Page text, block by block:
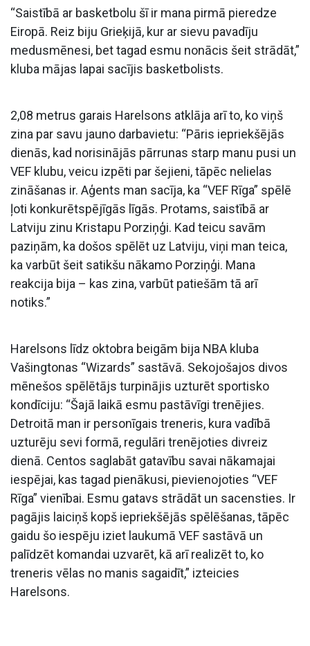
“Saistībā ar basketbolu šī ir mana pirmā pieredze
Eiropā. Reiz biju Grieķijā, kur ar sievu pavadīju
medusmēnesi, bet tagad esmu nonācis šeit strādāt,”
kluba mājas lapai sacījis basketbolists.
2,08 metrus garais Harelsons atklāja arī to, ko viņš
zina par savu jauno darbavietu: “Pāris iepriekšējās
dienās, kad norisinājās pārrunas starp manu pusi un
VEF klubu, veicu izpēti par šejieni, tāpēc nelielas
zināšanas ir. Aģents man sacīja, ka “VEF Rīga” spēlē
ļoti konkurētspējīgās līgās. Protams, saistībā ar
Latviju zinu Kristapu Porziņģi. Kad teicu savām
paziņām, ka došos spēlēt uz Latviju, viņi man teica,
ka varbūt šeit satikšu nākamo Porziņģi. Mana
reakcija bija – kas zina, varbūt patiešām tā arī
notiks.”
Harelsons līdz oktobra beigām bija NBA kluba
Vašingtonas “Wizards” sastāvā. Sekojošajos divos
mēnešos spēlētājs turpinājis uzturēt sportisko
kondīciju: “Šajā laikā esmu pastāvīgi trenējies.
Detroitā man ir personīgais treneris, kura vadībā
uzturēju sevi formā, regulāri trenējoties divreiz
dienā. Centos saglabāt gatavību savai nākamajai
iespējai, kas tagad pienākusi, pievienojoties “VEF
Rīga” vienībai. Esmu gatavs strādāt un sacensties. Ir
pagājis laiciņš kopš iepriekšējās spēlēšanas, tāpēc
gaidu šo iespēju iziet laukumā VEF sastāvā un
palīdzēt komandai uzvarēt, kā arī realizēt to, ko
treneris vēlas no manis sagaidīt,” izteicies
Harelsons.